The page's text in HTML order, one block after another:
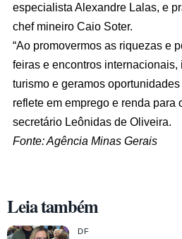
especialista Alexandre Lalas, e
chef mineiro Caio Soter.
“Ao promovermos as riquezas e
feiras e encontros
turismo e geramos
reflete em emprego e renda para
secretário Leônidas de Oliveira.
Fonte: Agência Minas Gerais
Leia também
DF